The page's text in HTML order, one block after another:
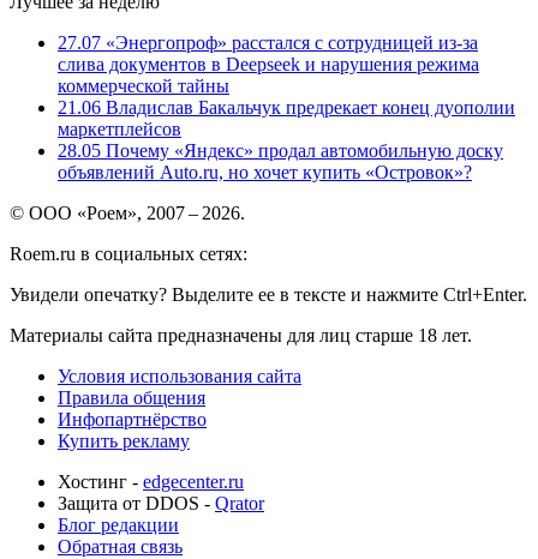
27.07 «Энергопроф» расстался с сотрудницей из-за
слива документов в Deepseek и нарушения режима
коммерческой тайны
21.06 Владислав Бакальчук предрекает конец дуополии
маркетплейсов
28.05 Почему «Яндекс» продал автомобильную доску
объявлений Auto.ru, но хочет купить «Островок»?
© ООО «Роем», 2007 – 2026.
Roem.ru в социальных сетях:
Увидели опечатку? Выделите ее в тексте и нажмите Ctrl+Enter.
Материалы сайта предназначены для лиц старше 18 лет.
Условия использования сайта
Правила общения
Инфопартнёрство
Купить рекламу
Хостинг - edgecenter.ru
Защита от DDOS - Qrator
Блог редакции
Обратная связь